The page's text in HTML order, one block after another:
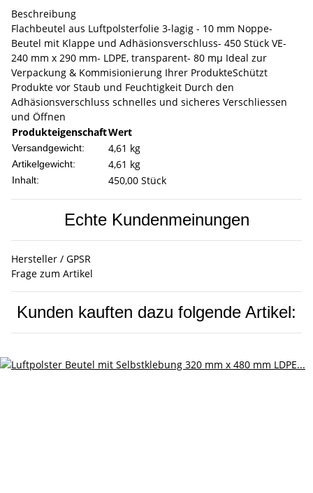
Beschreibung
Flachbeutel aus Luftpolsterfolie 3-lagig - 10 mm Noppe-
Beutel mit Klappe und Adhäsionsverschluss- 450 Stück VE-
240 mm x 290 mm- LDPE, transparent- 80 mµ Ideal zur
Verpackung & Kommisionierung Ihrer ProdukteSchützt
Produkte vor Staub und Feuchtigkeit Durch den
Adhäsionsverschluss schnelles und sicheres Verschliessen
und Öffnen
ProdukteigenschaftWert
Versandgewicht: 4,61 kg
Artikelgewicht: 4,61 kg
Inhalt: 450,00 Stück
Echte Kundenmeinungen
Hersteller / GPSR
Frage zum Artikel
Kunden kauften dazu folgende Artikel: